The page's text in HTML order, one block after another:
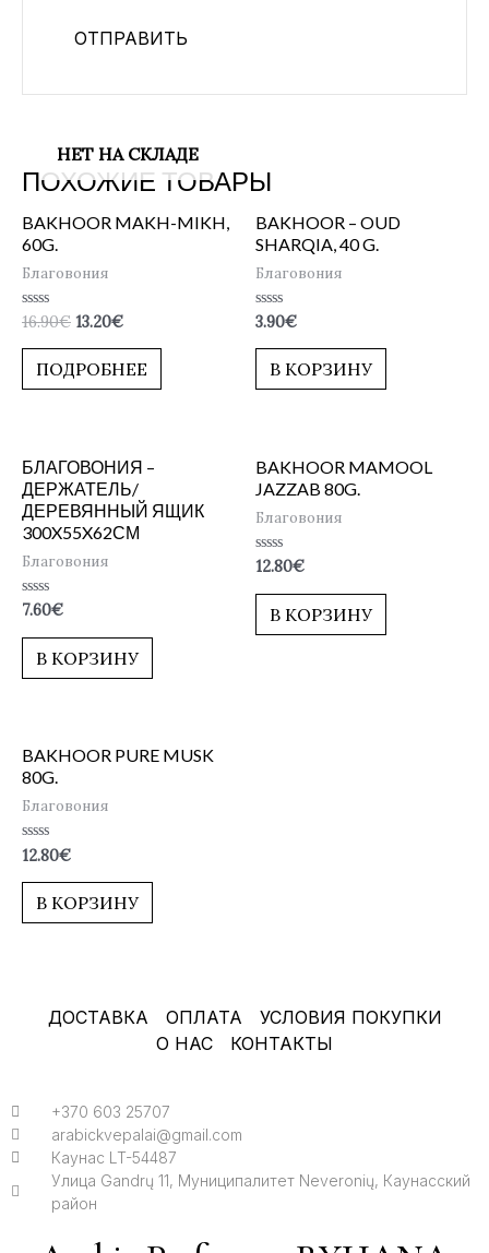
ПОХОЖИЕ ТОВАРЫ
НЕТ НА СКЛАДЕ
BAKHOOR MAKH-MIKH,
60G.
Благовония
Оценка
из
16.90€ 13.20€
ПОДРОБНЕЕ
BAKHOOR – OUD
SHARQIA, 40 G.
Благовония
Оценка
из
3.90€
В КОРЗИНУ
БЛАГОВОНИЯ –
ДЕРЖАТЕЛЬ/
ДЕРЕВЯННЫЙ ЯЩИК
300X55X62СМ
Благовония
Оценка
из
7.60€
В КОРЗИНУ
BAKHOOR MAMOOL
JAZZAB 80G.
Благовония
Оценка
из
12.80€
В КОРЗИНУ
BAKHOOR PURE MUSK
80G.
Благовония
Оценка
из
12.80€
В КОРЗИНУ
ДОСТАВКА ОПЛАТА
УСЛОВИЯ ПОКУПКИ
О НАС
КОНТАКТЫ
+370 603 25707
arabickvepalai@gmail.com
Каунас LT-54487
Улица Gandrų 11, Муниципалитет Neveronių, Каунасский
район